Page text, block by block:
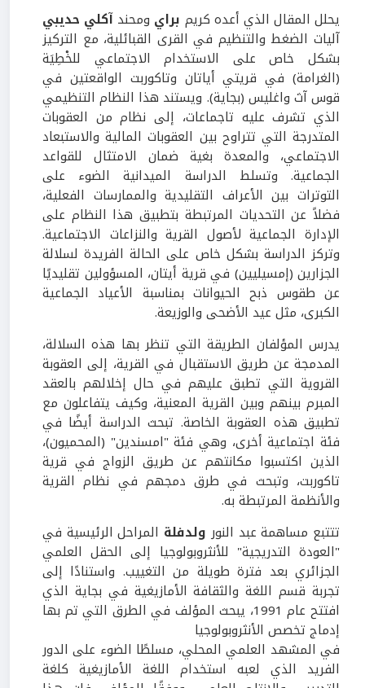
يحلل المقال الذي أعده كريم براي ومحند آكلي حديبي
آليات الضغط والتنظيم في القرى القبائلية، مع التركيز
بشكل خاص على الاستخدام الاجتماعي للخْطِيَة
(الغرامة) في قريتي أياتان وتاكوربت الواقعتين في
قوس آث واغليس (بجاية). ويستند هذا النظام التنظيمي
الذي تشرف عليه تاجماعات، إلى نظام من العقوبات
المتدرجة التي تتراوح بين العقوبات المالية والاستبعاد
الاجتماعي، والمعدة بغية ضمان الامتثال للقواعد
الجماعية. وتسلط الدراسة الميدانية الضوء على
التوترات بين الأعراف التقليدية والممارسات الفعلية،
فضلاً عن التحديات المرتبطة بتطبيق هذا النظام على
الإدارة الجماعية لأصول القرية والنزاعات الاجتماعية.
وتركز الدراسة بشكل خاص على الحالة الفريدة لسلالة
الجزارين (إمسيليين) في قرية أيتان، المسؤولين تقليديًا
عن طقوس ذبح الحيوانات بمناسبة الأعياد الجماعية
الكبرى، مثل عيد الأضحى والوزيعة.
يدرس المؤلفان الطريقة التي تنظر بها هذه السلالة،
المدمجة عن طريق الاستقبال في القرية، إلى العقوبة
القروية التي تطبق عليهم في حال إخلالهم بالعقد
المبرم بينهم وبين القرية المعنية، وكيف يتفاعلون مع
تطبيق هذه العقوبة الخاصة. تبحث الدراسة أيضًا في
فئة اجتماعية أخرى، وهي فئة "امسندين" (المحميون)،
الذين اكتسبوا مكانتهم عن طريق الزواج في قرية
تاكوربت، وتبحث في طرق دمجهم في نظام القرية
والأنظمة المرتبطة به.
تتتبع مساهمة عبد النور ولدفلة المراحل الرئيسية في
"العودة التدريجية" للأنثروبولوجيا إلى الحقل العلمي
الجزائري بعد فترة طويلة من التغييب. واستنادًا إلى
تجربة قسم اللغة والثقافة الأمازيغية في بجاية الذي
افتتح عام 1991، يبحث المؤلف في الطرق التي تم بها
إدماج تخصص الأنثروبولوجيا
في المشهد العلمي المحلي، مسلطًا الضوء على الدور
الفريد الذي لعبه استخدام اللغة الأمازيغية كلغة